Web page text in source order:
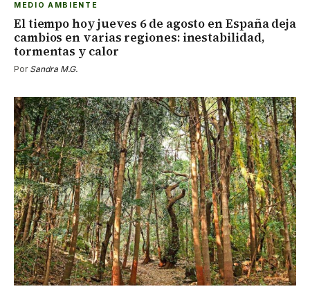
MEDIO AMBIENTE
El tiempo hoy jueves 6 de agosto en España deja
cambios en varias regiones: inestabilidad,
tormentas y calor
Por Sandra M.G.